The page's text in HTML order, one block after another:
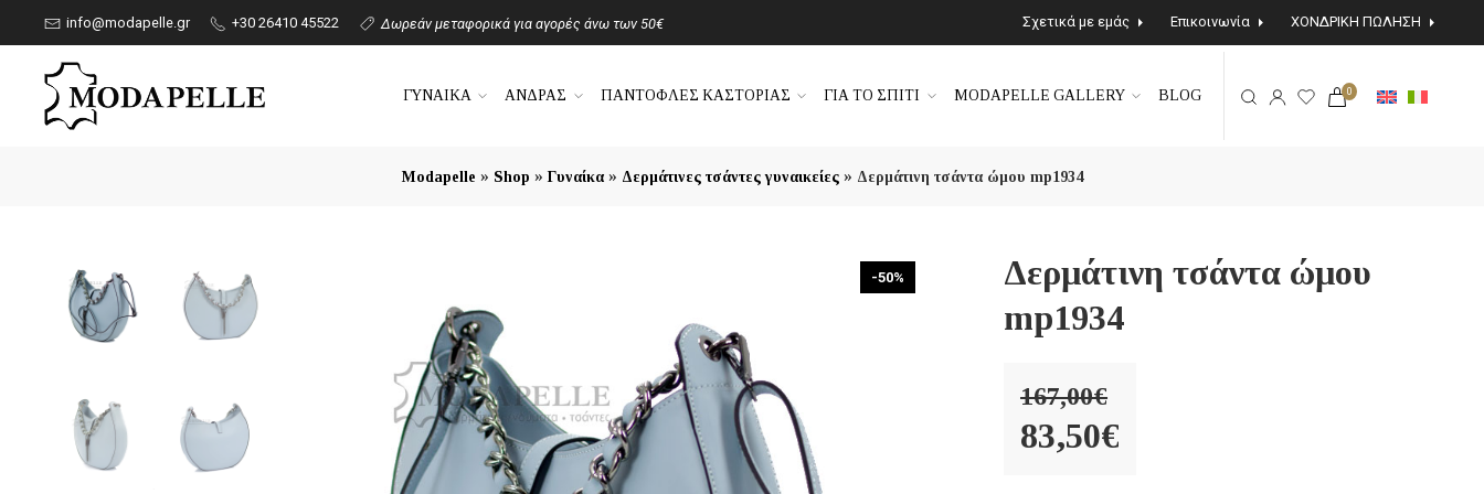
info@modapelle.gr +30 26410 45522 Δωρεάν μεταφορικά για αγορές άνω των 50€ Σχετικά με εμάς Επικοινωνία ΧΟΝΔΡΙΚΗ ΠΩΛΗΣΗ
ΓΥΝΑΙΚΑ ΑΝΔΡΑΣ ΠΑΝΤΟΦΛΕΣ ΚΑΣΤΟΡΙΑΣ ΓΙΑ ΤΟ ΣΠΙΤΙ MODAPELLE GALLERY BLOG 0
Modapelle » Shop » Γυναίκα» Δερμάτινες τσάντες γυναικείες» Δερμάτινη τσάντα ώμου mp1934
-50%
Δερμάτινη τσάντα ώμου
mp1934
167,00€
Original
83,50€